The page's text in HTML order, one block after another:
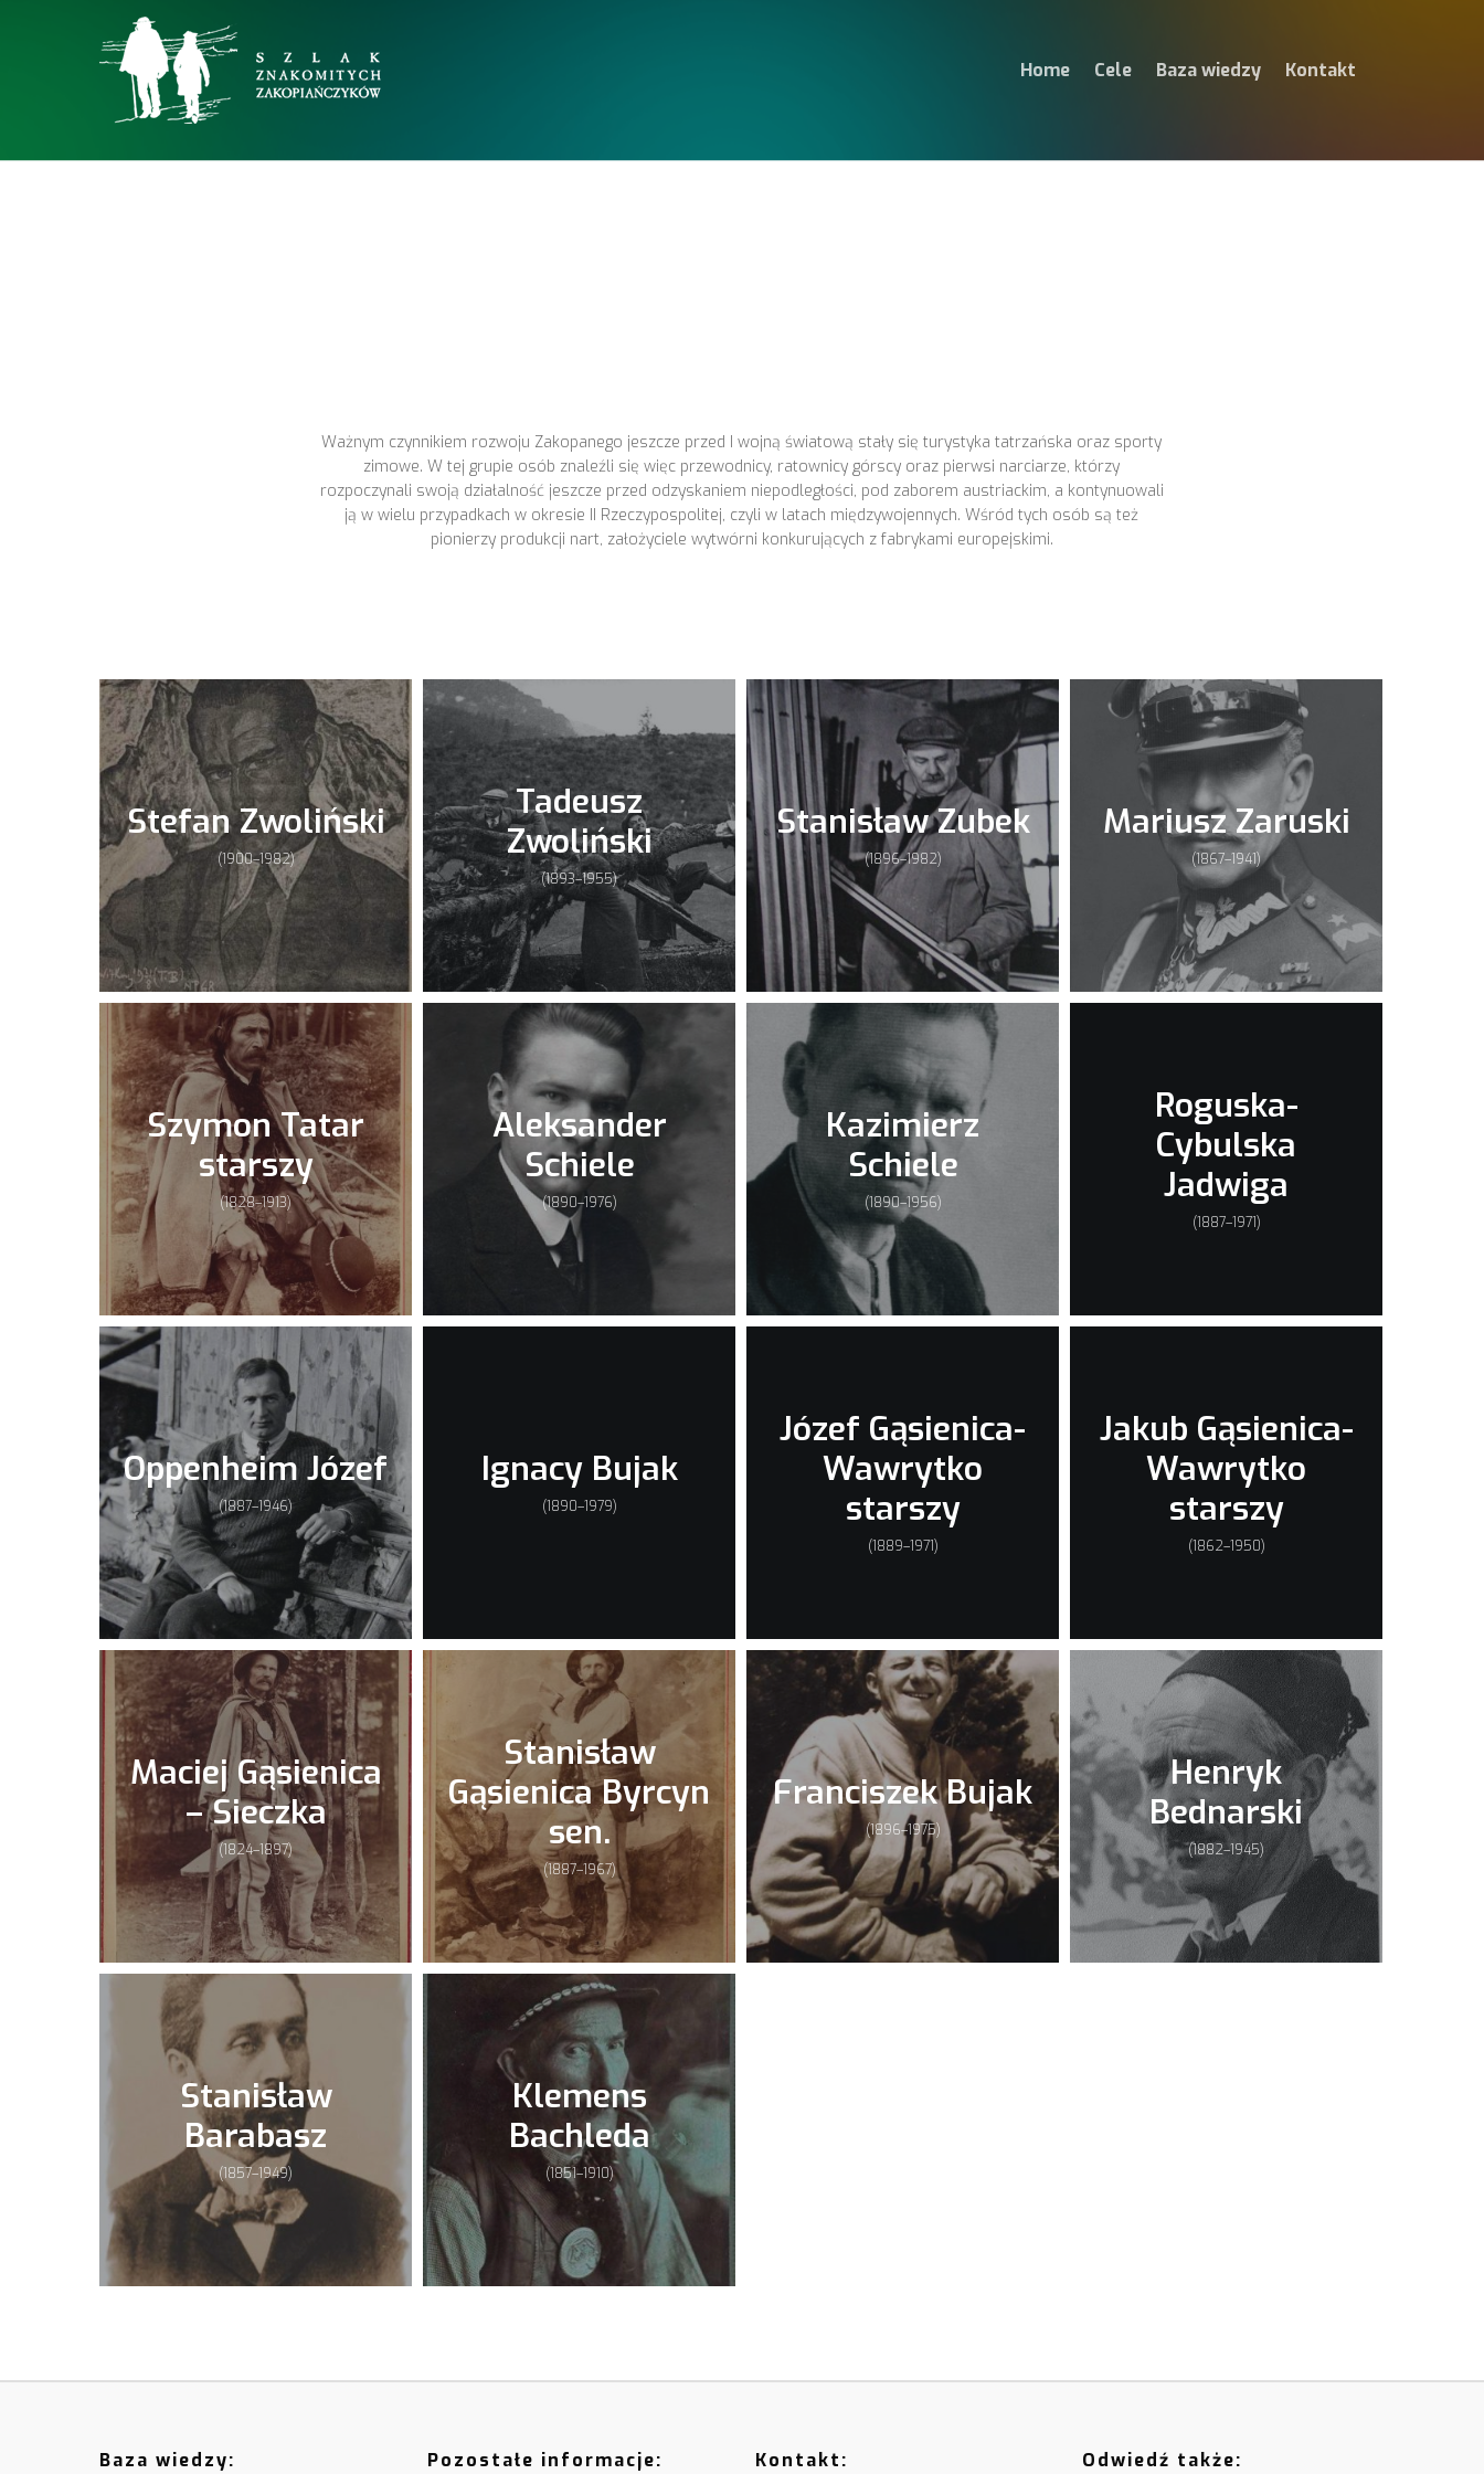
Home Cele Baza wiedzy Kontakt
Ważnym czynnikiem rozwoju Zakopanego jeszcze przed I wojną światową stały się turystyka tatrzańska oraz sporty
zimowe. W tej grupie osób znaleźli się więc przewodnicy, ratownicy górscy oraz pierwsi narciarze, którzy
rozpoczynali swoją działalność jeszcze przed odzyskaniem niepodległości, pod zaborem austriackim, a kontynuowali
ją w wielu przypadkach w okresie II Rzeczypospolitej, czyli w latach międzywojennych. Wśród tych osób są też
pionierzy produkcji nart, założyciele wytwórni konkurujących z fabrykami europejskimi.
Stefan Zwoliński
(1900–1982)
Tadeusz
Zwoliński
(1893–1955)
Stanisław Zubek
(1896–1982)
Mariusz Zaruski
(1867–1941)
Szymon Tatar
starszy
(1828–1913)
Aleksander
Schiele
(1890–1976)
Kazimierz
Schiele
(1890–1956)
Roguska-
Cybulska
Jadwiga
(1887–1971)
Oppenheim Józef
(1887–1946)
Ignacy Bujak
(1890–1979)
Józef Gąsienica-
Wawrytko
starszy
(1889–1971)
Jakub Gąsienica-
Wawrytko
starszy
(1862–1950)
Maciej Gąsienica
– Sieczka
(1824–1897)
Stanisław
Gąsienica Byrcyn
sen.
(1887–1967)
Franciszek Bujak
(1896–1975)
Henryk
Bednarski
(1882–1945)
Stanisław
Barabasz
(1857–1949)
Klemens
Bachleda
(1851–1910)
Baza wiedzy: Pozostałe informacje: Kontakt: Odwiedź także: